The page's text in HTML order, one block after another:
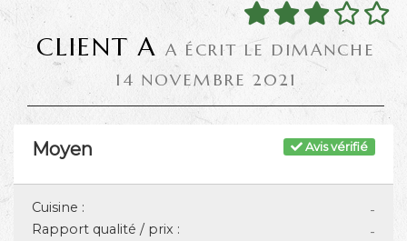
CLIENT A A ÉCRIT LE DIMANCHE
14 NOVEMBRE 2021
Avis vérifié
Moyen
-
Cuisine :
-
Rapport qualité / prix :